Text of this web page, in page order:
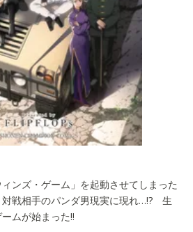
ンズ・ゲーム」を起動させてしまった
対戦相手のパンダ男現実に現れ…!? 生
ムが始まった!!